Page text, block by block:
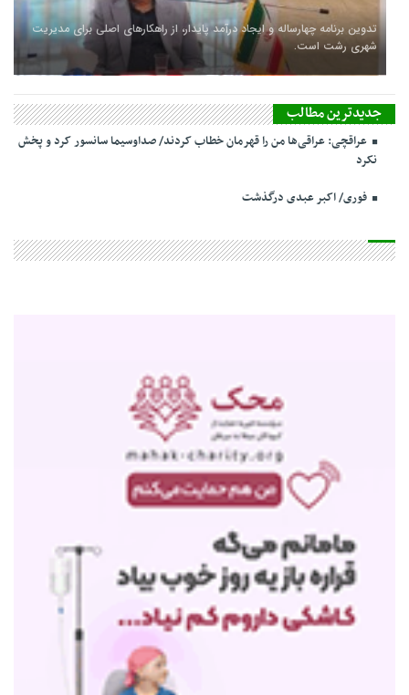
سفر شهردار و رئیس شورای شهر رشت به کشور چین
جدیدترین مطالب
عراقچی: عراقی‌ها من را قهرمان خطاب کردند/ صداوسیما سانسور کرد و پخش
نکرد
فوری/ اکبر عبدی درگذشت